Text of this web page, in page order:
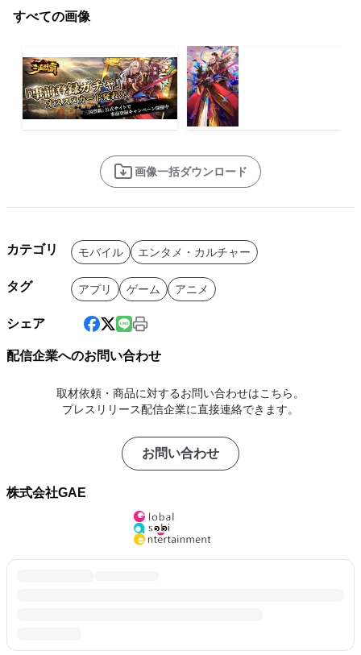
すべての画像
画像一括ダウンロード
カテゴリ モバイル エンタメ・カルチャー
タグ アプリ ゲーム アニメ
シェア
配信企業へのお問い合わせ
取材依頼・商品に対するお問い合わせはこちら。
プレスリリース配信企業に直接連絡できます。
お問い合わせ
株式会社GAE